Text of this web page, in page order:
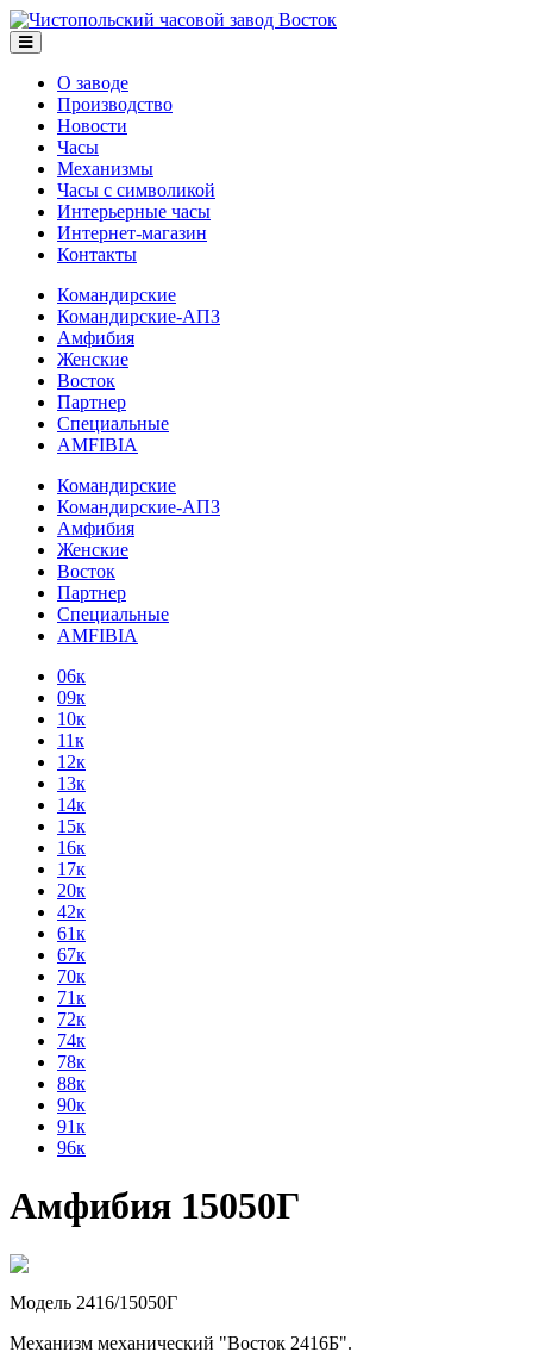
О заводе
Производство
Новости
Часы
Механизмы
Часы с символикой
Интерьерные часы
Интернет-магазин
Контакты
Командирские
Командирские-АПЗ
Амфибия
Женские
Восток
Партнер
Специальные
AMFIBIA
Командирские
Командирские-АПЗ
Амфибия
Женские
Восток
Партнер
Специальные
AMFIBIA
06к
09к
10к
11к
12к
13к
14к
15к
16к
17к
20к
42к
61к
67к
70к
71к
72к
74к
78к
88к
90к
91к
96к
Амфибия 15050Г
Модель 2416/15050Г
Механизм механический "Восток 2416Б".